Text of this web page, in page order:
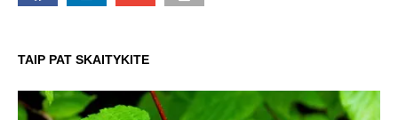
TAIP PAT SKAITYKITE